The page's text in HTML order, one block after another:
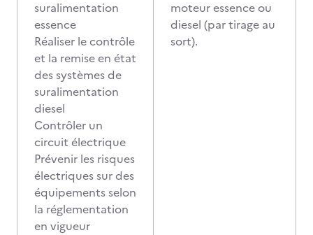
suralimentation
essence
Réaliser le contrôle
et la remise en état
des systèmes de
suralimentation
diesel
Contrôler un
circuit électrique
Prévenir les risques
électriques sur des
équipements selon
la réglementation
en vigueur
moteur essence ou
diesel (par tirage au
sort).